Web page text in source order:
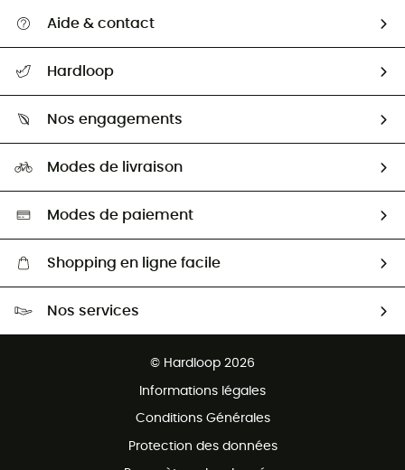
Aide & contact
Guide des tailles
Seconde Main
Aide & Contact
Hardloop
HardGuides
Nos engagements
Sélection éco-responsable
Modes de livraison
Modes de paiement
Shopping en ligne facile
Nos services
© Hardloop 2026
Informations légales
Conditions Générales
Protection des données